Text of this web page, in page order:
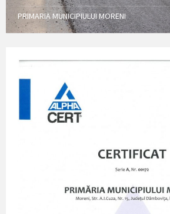
PRIMARIA MUNICIPIULUI MORENI